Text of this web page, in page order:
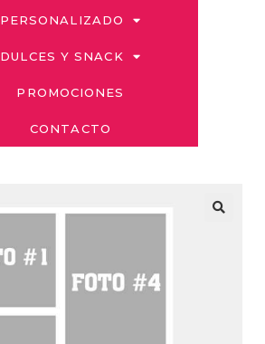
PERSONALIZADO
DULCES Y SNACK
PROMOCIONES
CONTACTO